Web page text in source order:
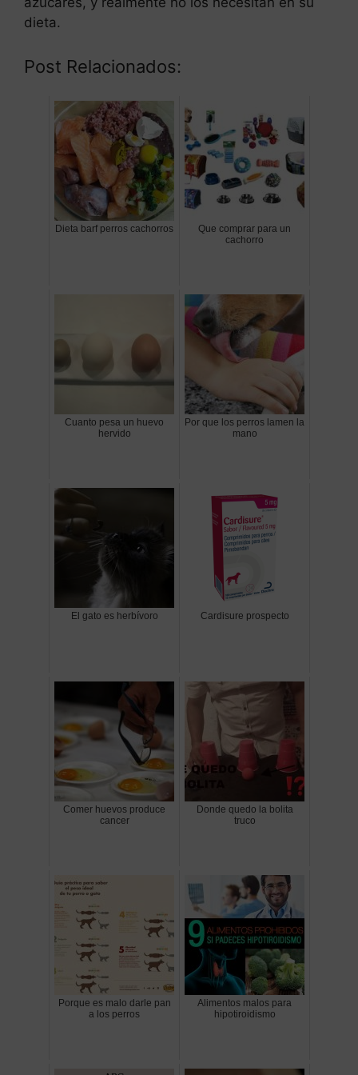
dieta.
Post Relacionados:
Dieta barf perros cachorros
Que comprar para un
cachorro
Cuanto pesa un huevo
hervido
Por que los perros lamen la
mano
El gato es herbívoro Cardisure prospecto
Comer huevos produce
cancer
Donde quedo la bolita
truco
Porque es malo darle pan
a los perros
Alimentos malos para
hipotiroidismo